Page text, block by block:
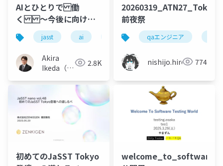
AIとひとりで 働
く 〜今後に向け
た， わたしの現在地
と みんなの論点〜
jasst ai フリーランス
Akira
Ikeda（ク
2.8K
20260319_ATN27_Tokyo
前夜祭
qaエンジニア
nishijo.hiroaki774
初めてのJaSST Tokyo